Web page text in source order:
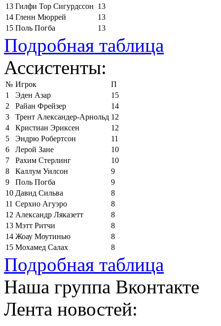
13 Гилфи Тор Сигурдссон 13
14 Гленн Мюррей
13
15 Поль Погба 13
Подробная таблица
Ассистенты:
№ Игрок
П
1
Эден Азар
15
2
Райан Фрейзер
14
3
Трент Александер-Арнольд 12
4
Кристиан Эриксен
12
5
Эндрю Робертсон
11
6
Лерой Зане
10
7
Рахим Стерлинг
10
8
Каллум Уилсон
9
9
Поль Погба
9
10 Давид Сильва
8
11 Серхио Агуэро
8
12 Александр Ляказетт
8
13 Мэтт Ритчи
8
14 Жоау Моутинью
8
15 Мохамед Салах 8
Подробная таблица
Наша группа Вконтакте
Лента новостей: